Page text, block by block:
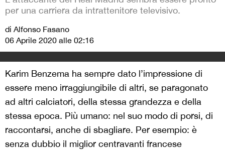
per una carriera da intrattenitore televisivo.
di Alfonso Fasano
06 Aprile 2020 alle 02:16
Karim Benzema ha sempre dato l’impressione di
essere meno irraggiungibile di altri, se paragonato
ad altri calciatori, della stessa grandezza e della
stessa epoca. Più umano: nel suo modo di porsi, di
raccontarsi, anche di sbagliare. Per esempio: è
senza dubbio il miglior centravanti francese